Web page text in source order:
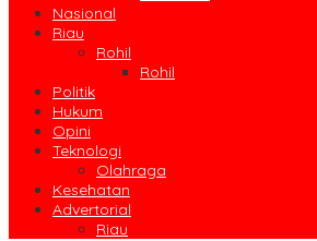
Nasional
Riau
Rohil
Rohil
Politik
Hukum
Opini
Teknologi
Olahraga
Kesehatan
Advertorial
Riau